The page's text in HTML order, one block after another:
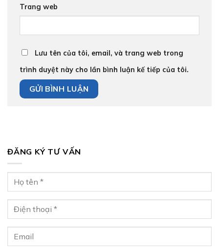
Trang web
Lưu tên của tôi, email, và trang web trong
trình duyệt này cho lần bình luận kế tiếp của tôi.
ĐĂNG KÝ TƯ VẤN